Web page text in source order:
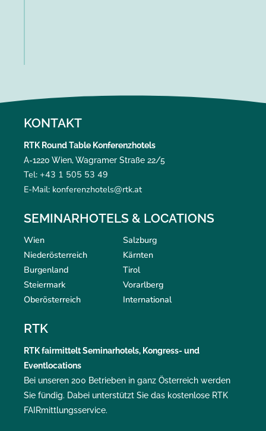
KONTAKT
RTK Round Table Konferenzhotels
A-1220 Wien, Wagramer Straße 22/5
Tel: +43 1 505 53 49
E-Mail: konferenzhotels@rtk.at
SEMINARHOTELS & LOCATIONS
Wien
Niederösterreich
Burgenland
Steiermark
Oberösterreich
Salzburg
Kärnten
Tirol
Vorarlberg
International
RTK
RTKfairmitteltSeminarhotels, Kongress- und
Eventlocations
Bei unseren 200 Betrieben in ganz Österreich werden
Sie fündig. Dabei unterstützt Sie das kostenlose RTK
FAIRmittlungsservice.